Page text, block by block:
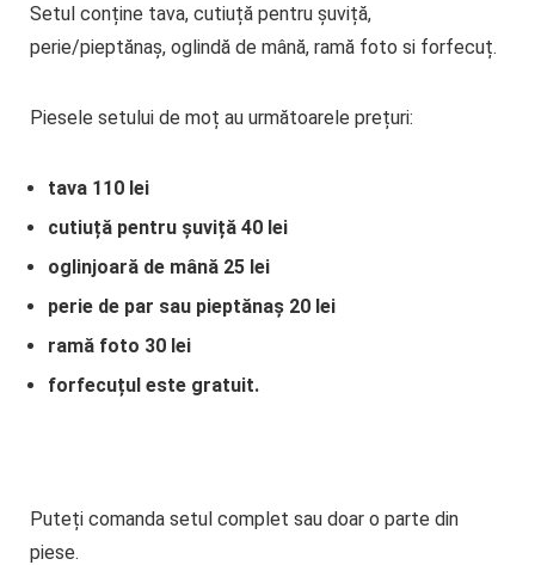
Setul conține tava, cutiuță pentru șuviță,
perie/pieptănaș, oglindă de mână, ramă foto si forfecuț.
Piesele setului de moț au următoarele prețuri:
tava 110 lei
cutiuță pentru șuviță 40 lei
oglinjoară de mână 25 lei
perie de par sau pieptănaș 20 lei
ramă foto 30 lei
forfecuțul este gratuit.
Puteți comanda setul complet sau doar o parte din
piese.